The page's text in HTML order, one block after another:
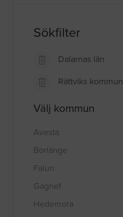
Sökfilter
Dalarnas län
Rättviks kommun
Välj kommun
Avesta
Borlänge
Falun
Gagnef
Hedemora